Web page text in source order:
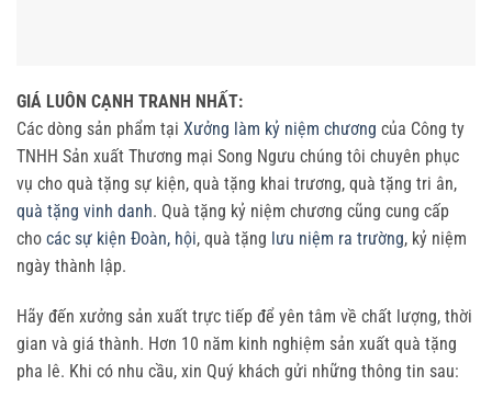
GIÁ LUÔN CẠNH TRANH NHẤT:
Các dòng sản phẩm tại Xưởng làm kỷ niệm chương của Công ty
TNHH Sản xuất Thương mại Song Ngưu chúng tôi chuyên phục
vụ cho quà tặng sự kiện, quà tặng khai trương, quà tặng tri ân,
quà tặng vinh danh. Quà tặng kỷ niệm chương cũng cung cấp
cho các sự kiện Đoàn, hội, quà tặng lưu niệm ra trường, kỷ niệm
ngày thành lập.
Hãy đến xưởng sản xuất trực tiếp để yên tâm về chất lượng, thời
gian và giá thành. Hơn 10 năm kinh nghiệm sản xuất quà tặng
pha lê. Khi có nhu cầu, xin Quý khách gửi những thông tin sau: